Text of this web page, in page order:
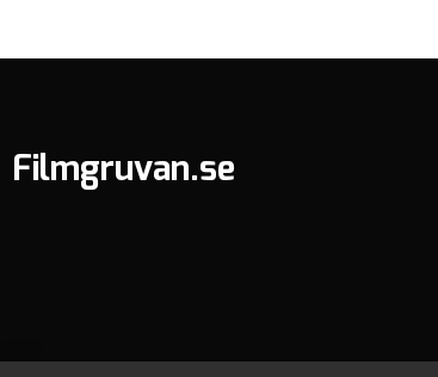
Filmgruvan.se